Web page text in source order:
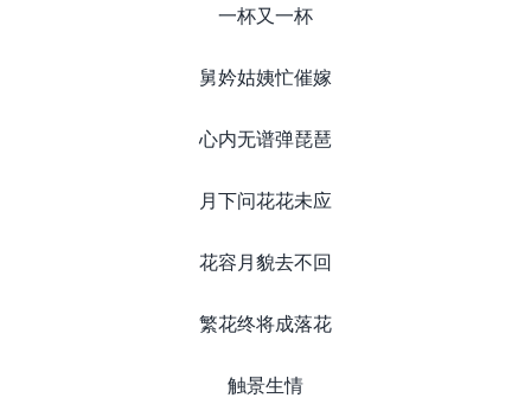
一杯又一杯
舅妗姑姨忙催嫁
心内无谱弹琵琶
月下问花花未应
花容月貌去不回
繁花终将成落花
触景生情